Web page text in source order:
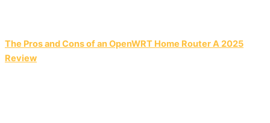
The Pros and Cons of an OpenWRT Home Router A 2025
Review